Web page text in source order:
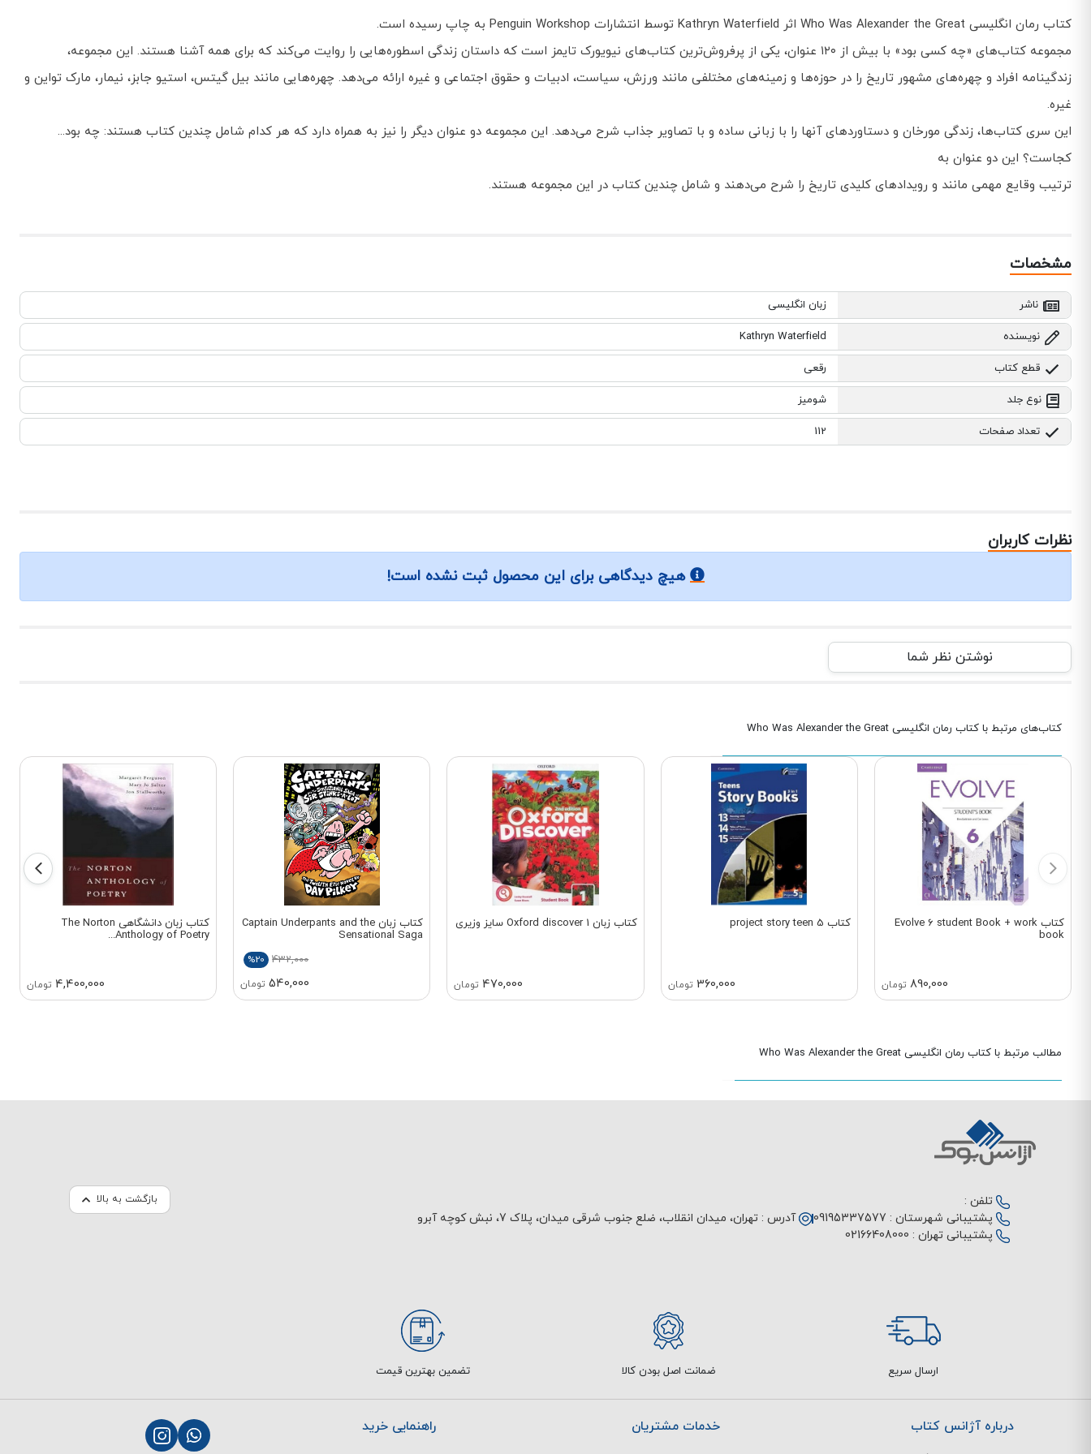
کتاب رمان انگلیسی Who Was Alexander the Great اثر Kathryn Waterfield توسط انتشارات Penguin Workshop به چاپ رسیده است.
مجموعه کتاب‌های «چه کسی بود» با بیش از ۱۲۰ عنوان، یکی از پرفروش‌ترین کتاب‌های نیویورک تایمز است که داستان زندگی اسطوره‌هایی را روایت می‌کند که برای همه آشنا هستند. این مجموعه،
زندگینامه افراد و چهره‌های مشهور تاریخ را در حوزه‌ها و زمینه‌های مختلفی مانند ورزش، سیاست، ادبیات و حقوق اجتماعی و غیره ارائه می‌دهد. چهره‌هایی مانند بیل گیتس، استیو جابز، نیمار، مارک تواین و
غیره.
این سری کتاب‌ها، زندگی مورخان و دستاوردهای آنها را با زبانی ساده و با تصاویر جذاب شرح می‌دهد. این مجموعه دو عنوان دیگر را نیز به همراه دارد که هر کدام شامل چندین کتاب هستند: چه بود...
کجاست؟ این دو عنوان به
ترتیب وقایع مهمی مانند و رویدادهای کلیدی تاریخ را شرح می‌دهند و شامل چندین کتاب در این مجموعه هستند.
مشخصات
ناشر زبان انگلیسی
نویسنده Kathryn Waterfield
قطع کتاب رقعی
نوع جلد شومیز
تعداد صفحات 112
نظرات کاربران
هیچ دیدگاهی برای این محصول ثبت نشده است!
نوشتن نظر شما
کتاب‌های مرتبط با کتاب رمان انگلیسی Who Was Alexander the Great
کتاب Evolve 6 student Book + work
book
890,000 تومان
کتاب project story teen 5
360,000 تومان
کتاب زبان Oxford discover 1 سایز وزیری
470,000 تومان
کتاب زبان Captain Underpants and the
Sensational Saga
432,000
%20
540,000 تومان
کتاب زبان دانشگاهی The Norton
Anthology of Poetry...
4,400,000 تومان
مطالب مرتبط با کتاب رمان انگلیسی Who Was Alexander the Great
بازگشت به بالا
تلفن :
پشتیبانی شهرستان : 09195337577
پشتیبانی تهران : 02166408000
آدرس : تهران، میدان انقلاب، ضلع جنوب شرقی میدان، پلاک 7، نبش کوچه آبرو
ارسال سریع ضمانت اصل بودن کالا تضمین بهترین قیمت
درباره آژانس کتاب خدمات مشتریان راهنمایی خرید